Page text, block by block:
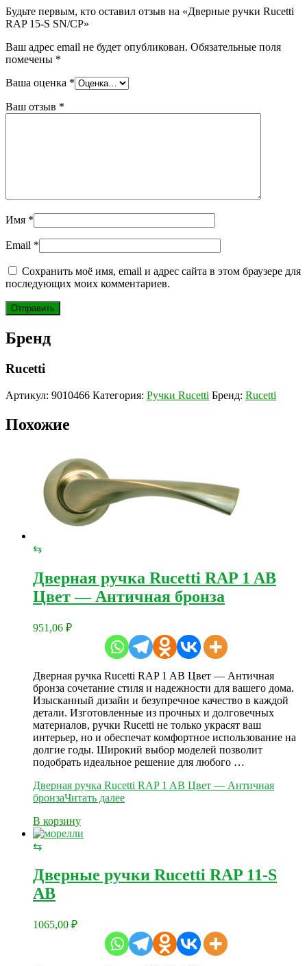
Будьте первым, кто оставил отзыв на «Дверные ручки Rucetti
RAP 15-S SN/CP»
Ваш адрес email не будет опубликован. Обязательные поля
помечены *
Ваша оценка *
Ваш отзыв *
Имя *
Email *
Сохранить моё имя, email и адрес сайта в этом браузере для
последующих моих комментариев.
Бренд
Rucetti
Артикул: 9010466 Категория: Ручки Rucetti Бренд: Rucetti
Похожие
⇆
Дверная ручка Rucetti RAP 1 AB
Цвет — Античная бронза
951,06 ₽
Дверная ручка Rucetti RAP 1 AB Цвет — Античная
бронза сочетание стиля и надежности для вашего дома.
Изысканный дизайн и безупречное качество в каждой
детали. Изготовленные из прочных и долговечных
материалов, ручки Rucetti не только украсят ваш
интерьер, но и обеспечат комфортное использование на
долгие годы. Широкий выбор моделей позволит
подобрать идеальное решение для любого …
Дверная ручка Rucetti RAP 1 AB Цвет — Античная
бронзаЧитать далее
В корзину
⇆
Дверные ручки Rucetti RAP 11-S
AB
1065,00 ₽